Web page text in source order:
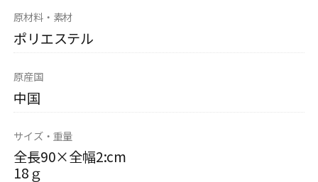
原材料・素材
ポリエステル
原産国
中国
サイズ・重量
全長90×全幅2:cm
18ｇ